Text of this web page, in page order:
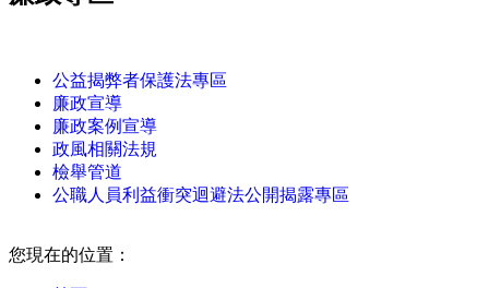
公益揭弊者保護法專區
廉政宣導
廉政案例宣導
政風相關法規
檢舉管道
公職人員利益衝突迴避法公開揭露專區
您現在的位置：